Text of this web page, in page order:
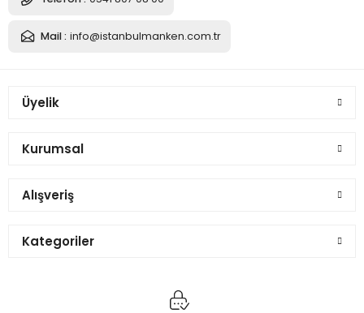
Lüks Gold Ayaklı Pantolon Giyebilen Kollu Terzi Mankeni
Mail : info@istanbulmanken.com.tr
Üyelik
Kurumsal
Alışveriş
Kategoriler